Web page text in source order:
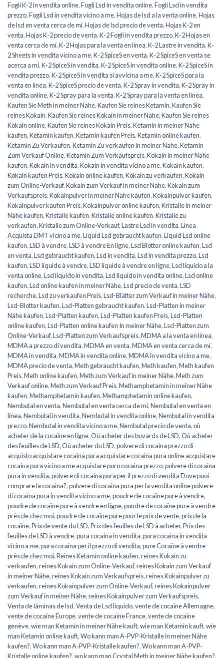
Fogli K-2 in vendita online,Fogli Lsd in vendita online,Fogli Lsd in vendita
prezzo,Fogli Lsd in vendita vicino a me,Hojas de lsd a la venta online,Hojas
de lsd en venta cerca de mí,Hojas de lsd precio de venta,Hojas K-2 en
venta,Hojas K-2 precio de venta,K-2 Fogli in vendita prezzo,K-2 Hojas en
venta cerca de mí,K-2 Hojas para la venta en línea,K-2 Lastre in vendita,K-
2 Sheets in vendita vicino a me,K-2 SpiceS en venta,K-2 SpiceS en venta se
acerca a mí,K-2 SpiceS in vendita,K-2 SpiceS in vendita online,K-2 SpiceS in
vendita prezzo,K-2 SpiceS in vendita si avvicina a me,K-2 SpiceS para la
venta en línea,K-2 SpiceS precio de venta,K-2 Spray in vendita,K-2 Spray in
vendita online,K-2 Spray para la venta,K-2 Spray para la venta en línea,
Kaufen Sie Meth in meiner Nähe,Kaufen Sie reines Ketamin,Kaufen Sie
reines Kokain,Kaufen Sie reines Kokain in meiner Nähe,Kaufen Sie reines
Kokain online,Kaufen Sie reines Kokain Preis,Ketamin in meiner Nähe
kaufen,Ketamin kaufen,Ketamin kaufen Preis,Ketamin online kaufen,
Ketamin Zu Verkaufen,Ketamin Zu verkaufen in meiner Nähe,Ketamin
Zum Verkauf Online,Ketamin Zum Verkaufspreis,Kokain in meiner Nähe
kaufen,Kokain in vendita,Kokain in vendita vicino a me,Kokain kaufen,
Kokain kaufen Preis,Kokain online kaufen,Kokain zu verkaufen,Kokain
zum Online-Verkauf,Kokain zum Verkauf in meiner Nähe,Kokain zum
Verkaufspreis,Kokainpulver in meiner Nähe kaufen,Kokainpulver kaufen,
Kokainpulver kaufen Preis,Kokainpulver online kaufen,Kristalle in meiner
Nähe kaufen,Kristalle kaufen,Kristalle online kaufen,Kristalle zu
verkaufen,Kristalle zum Online-Verkauf,Lastre Lsd in vendita,Linea
Acquista DMT vicino a me,Liquid Lsd gebraucht kaufen,Liquid Lsd online
kaufen,LSD à vendre,LSD à vendre En ligne,Lsd Blotter online kaufen,Lsd
en venta,Lsd gebraucht kaufen,Lsd in vendita,Lsd in vendita prezzo,Lsd
kaufen,LSD liquide à vendre,LSD liquide à vendre en ligne,Lsd líquido a la
venta online,Lsd liquido in vendita,Lsd liquido in vendita online,Lsd online
kaufen,Lsd online kaufen in meiner Nähe,Lsd precio de venta,LSD
recherche,Lsd zu verkaufen Preis,Lsd-Blätter zum Verkauf in meiner Nähe,
Lsd-Blotter kaufen,Lsd-Platten gebraucht kaufen,Lsd-Platten in meiner
Nähe kaufen,Lsd-Platten kaufen,Lsd-Platten kaufen Preis,Lsd-Platten
online kaufen,Lsd-Platten online kaufen In meiner Nähe,Lsd-Platten zum
Online-Verkauf,Lsd-Platten zum Verkaufspreis,MDMA a la venta en línea,
MDMA a prezzo di vendita,MDMA en venta,MDMA en venta cerca de mí,
MDMA in vendita,MDMA in vendita online,MDMA in vendita vicino a me,
MDMA precio de venta,Meth gebraucht kaufen,Meth kaufen,Meth kaufen
Preis,Meth online kaufen,Meth zum Verkauf in meiner Nähe,Meth zum
Verkauf online,Meth zum Verkauf Preis,Methamphetamin in meiner Nähe
kaufen,Methamphetamin kaufen,Methamphetamin online kaufen,
Nembutal en venta,Nembutal en venta cerca de mí,Nembutal en venta en
línea,Nembutal in vendita,Nembutal in vendita online,Nembutal in vendita
prezzo,Nembutal in vendita vicino a me,Nembutal precio de venta,où
acheter de la cocaïne en ligne,Où acheter des buvards de LSD,Où acheter
des feuilles de LSD,Où acheter du LSD,polvere di cocaina prezzo di
acquisto acquistare cocaina pura acquistare cocaina pura online acquistare
cocaina pura vicino a me acquistare puro cocaina prezzo,polvere di cocaina
pura in vendita,polvere di cocaina pura per il prezzo di vendita Dove puoi
comprare la cocaina?,polvere di cocaina pura per la vendita online polvere
di cocaina pura in vendita vicino a me,poudre de cocaïne pure à vendre,
poudre de cocaïne pure à vendre en ligne,poudre de cocaïne pure à vendre
près de chez moi,poudre de cocaïne pure pour le prix de vente,prix de la
cocaïne,Prix de vente du LSD,Prix des feuilles de LSD à acheter,Prix des
feuilles de LSD à vendre,pura cocaina in vendita,pura cocaina in vendita
vicino a me,pura cocaina per il prezzo di vendita,pure Cocaïne à vendre
près de chez moi,Reines Ketamin online kaufen,reines Kokain zu
verkaufen,reines Kokain zum Online-Verkauf,reines Kokain zum Verkauf
in meiner Nähe,reines Kokain zum Verkaufspreis,reines Kokainpulver zu
verkaufen,reines Kokainpulver zum Online-Verkauf,reines Kokainpulver
zum Verkauf in meiner Nähe,reines Kokainpulver zum Verkaufspreis,
Venta de láminas de lsd,Venta de Lsd líquido,vente de cocaïne Allemagne,
vente de cocaïne Europe,vente de cocaïne France,vente de cocaïne
genève,wie man Ketamin in meiner Nähe kauft,wie man Ketamin kauft,wie
man Ketamin online kauft,Wo kann man A-PVP-Kristalle in meiner Nähe
kaufen?,Wo kann man A-PVP-Kristalle kaufen?,Wo kann man A-PVP-
Kristalle online kaufen?,wo kann man Crystal Meth in meiner Nähe kaufen?,